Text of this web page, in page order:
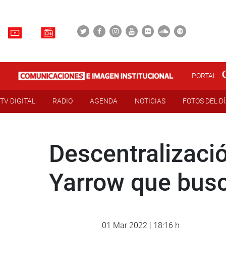
PORTAL
TV DIGITAL RADIO AGENDA NOTICIAS FOTOS DEL
Yarrow que
01 Mar 2022 | 18:16 h